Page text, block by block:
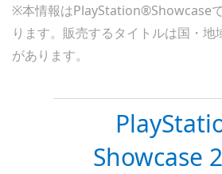
※本情報はPlayStation®Showcase
ります。販売するタイトルは国・地
があります。
Showcase